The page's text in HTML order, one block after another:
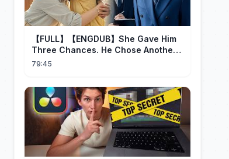
【FULL】【ENGDUB】She Gave Him
Three Chances. He Chose Another
Man's Daughter.#cdrama
79:45